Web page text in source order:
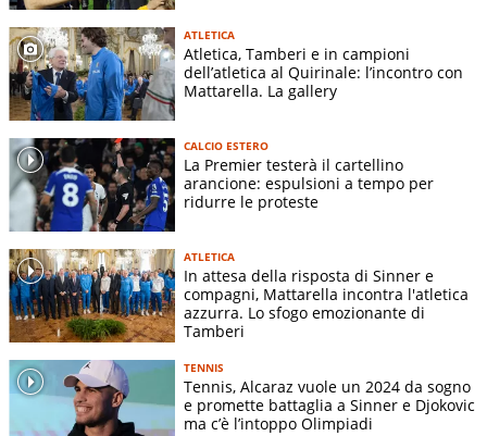
ATLETICA
Atletica, Tamberi e in campioni
dell’atletica al Quirinale: l’incontro con
Mattarella. La gallery
CALCIO ESTERO
La Premier testerà il cartellino
arancione: espulsioni a tempo per
ridurre le proteste
ATLETICA
In attesa della risposta di Sinner e
compagni, Mattarella incontra l'atletica
azzurra. Lo sfogo emozionante di
Tamberi
TENNIS
Tennis, Alcaraz vuole un 2024 da sogno
e promette battaglia a Sinner e Djokovic
ma c’è l’intoppo Olimpiadi